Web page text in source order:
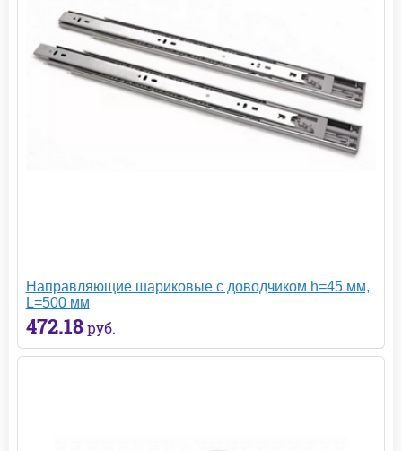
Направляющие шариковые с доводчиком h=45 мм,
L=500 мм
472.18 руб.